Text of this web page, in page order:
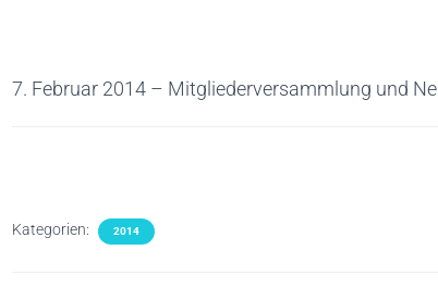
7. Februar 2014 – Mitgliederversammlung und
Kategorien: 2014